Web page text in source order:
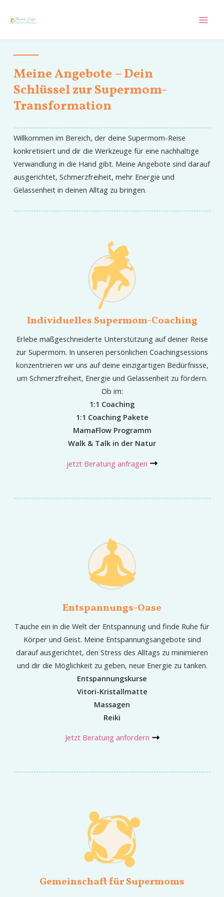
Inhalt
Meine Angebote – Dein
Schlüssel zur Supermom-
Transformation
Willkommen im Bereich, der deine Supermom-Reise
konkretisiert und dir die Werkzeuge für eine nachhaltige
Verwandlung in die Hand gibt. Meine Angebote sind darauf
ausgerichtet, Schmerzfreiheit, mehr Energie und
Gelassenheit in deinen Alltag zu bringen.
Individuelles Supermom-Coaching
Erlebe maßgeschneiderte Unterstützung auf deiner Reise
zur Supermom. In unseren persönlichen Coachingsessions
konzentrieren wir uns auf deine einzigartigen Bedürfnisse,
um Schmerzfreiheit, Energie und Gelassenheit zu fördern.
Ob im:
1:1 Coaching
1:1 Coaching Pakete
MamaFlow Programm
Walk & Talk in der Natur
jetzt Beratung anfragen
Entspannungs-Oase
Tauche ein in die Welt der Entspannung und finde Ruhe für
Körper und Geist. Meine Entspannungsangebote sind
darauf ausgerichtet, den Stress des Alltags zu minimieren
und dir die Möglichkeit zu geben, neue Energie zu tanken.
Entspannungskurse
Vitori-Kristallmatte
Massagen
Reiki
Jetzt Beratung anfordern
Gemeinschaft für Supermoms